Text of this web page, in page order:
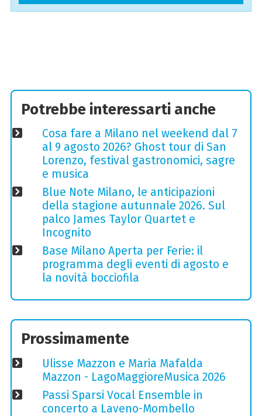
Potrebbe interessarti anche
Cosa fare a Milano nel weekend dal 7
al 9 agosto 2026? Ghost tour di San
Lorenzo, festival gastronomici, sagre
e musica
Blue Note Milano, le anticipazioni
della stagione autunnale 2026. Sul
palco James Taylor Quartet e
Incognito
Base Milano Aperta per Ferie: il
programma degli eventi di agosto e
la novità bocciofila
Prossimamente
Ulisse Mazzon e Maria Mafalda
Mazzon - LagoMaggioreMusica 2026
Passi Sparsi Vocal Ensemble in
concerto a Laveno-Mombello